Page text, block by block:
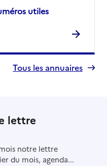
utiles
Tous les annuaires
lettre
notre lettre
du mois, agenda...